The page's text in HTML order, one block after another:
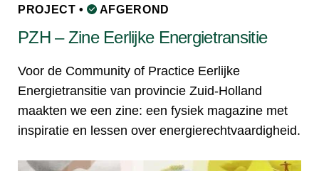
PROJECT • AFGEROND
PZH – Zine Eerlijke Energietransitie
Voor de Community of Practice Eerlijke
Energietransitie van provincie Zuid-Holland
maakten we een zine: een fysiek magazine met
inspiratie en lessen over energierechtvaardigheid.